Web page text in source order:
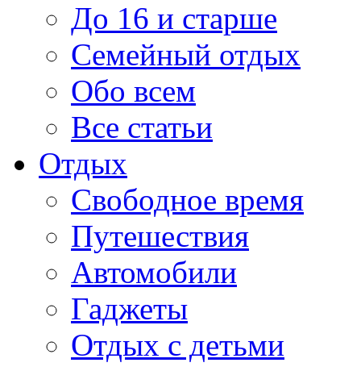
До 16 и старше
Семейный отдых
Обо всем
Все статьи
Отдых
Свободное время
Путешествия
Автомобили
Гаджеты
Отдых с детьми